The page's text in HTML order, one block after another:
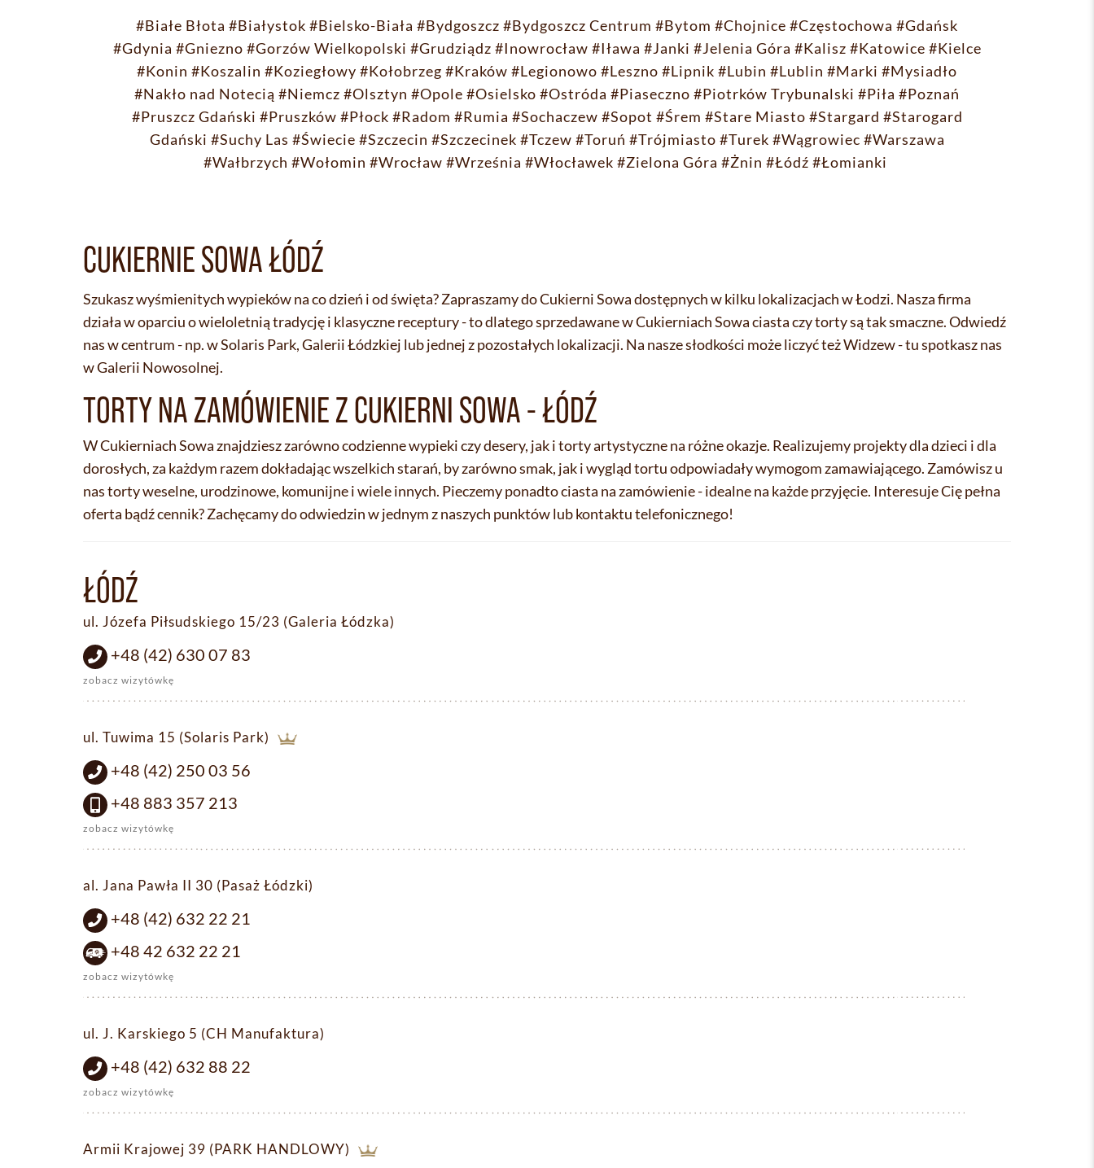
#Białe Błota #Białystok #Bielsko-Biała #Bydgoszcz #Bydgoszcz Centrum #Bytom #Chojnice #Częstochowa #Gdańsk
#Gdynia #Gniezno #Gorzów Wielkopolski #Grudziądz #Inowrocław #Iława #Janki #Jelenia Góra #Kalisz #Katowice #Kielce
#Konin #Koszalin #Koziegłowy #Kołobrzeg #Kraków #Legionowo #Leszno #Lipnik #Lubin #Lublin #Marki #Mysiadło
#Nakło nad Notecią #Niemcz #Olsztyn #Opole #Osielsko #Ostróda #Piaseczno #Piotrków Trybunalski #Piła #Poznań
#Pruszcz Gdański #Pruszków #Płock #Radom #Rumia #Sochaczew #Sopot #Śrem #Stare Miasto #Stargard #Starogard
Gdański #Suchy Las #Świecie #Szczecin #Szczecinek #Tczew #Toruń #Trójmiasto #Turek #Wągrowiec #Warszawa
#Wałbrzych #Wołomin #Wrocław #Września #Włocławek #Zielona Góra #Żnin #Łódź #Łomianki
CUKIERNIE SOWA ŁÓDŹ
Szukasz wyśmienitych wypieków na co dzień i od święta? Zapraszamy do Cukierni Sowa dostępnych w kilku lokalizacjach w Łodzi. Nasza firma
działa w oparciu o wieloletnią tradycję i klasyczne receptury - to dlatego sprzedawane w Cukierniach Sowa ciasta czy torty są tak smaczne. Odwiedź
nas w centrum - np. w Solaris Park, Galerii Łódzkiej lub jednej z pozostałych lokalizacji. Na nasze słodkości może liczyć też Widzew - tu spotkasz nas
w Galerii Nowosolnej.
TORTY NA ZAMÓWIENIE Z CUKIERNI SOWA - ŁÓDŹ
W Cukierniach Sowa znajdziesz zarówno codzienne wypieki czy desery, jak i torty artystyczne na różne okazje. Realizujemy projekty dla dzieci i dla
dorosłych, za każdym razem dokładając wszelkich starań, by zarówno smak, jak i wygląd tortu odpowiadały wymogom zamawiającego. Zamówisz u
nas torty weselne, urodzinowe, komunijne i wiele innych. Pieczemy ponadto ciasta na zamówienie - idealne na każde przyjęcie. Interesuje Cię pełna
oferta bądź cennik? Zachęcamy do odwiedzin w jednym z naszych punktów lub kontaktu telefonicznego!
ŁÓDŹ
ul. Józefa Piłsudskiego 15/23 (Galeria Łódzka)
+48 (42) 630 07 83
zobacz wizytówkę
ul. Tuwima 15 (Solaris Park)
+48 (42) 250 03 56
+48 883 357 213
zobacz wizytówkę
al. Jana Pawła II 30 (Pasaż Łódzki)
+48 (42) 632 22 21
+48 42 632 22 21
zobacz wizytówkę
ul. J. Karskiego 5 (CH Manufaktura)
+48 (42) 632 88 22
zobacz wizytówkę
Armii Krajowej 39 (PARK HANDLOWY)